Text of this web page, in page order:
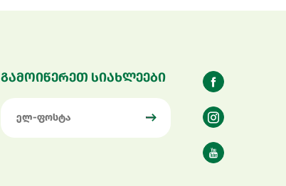
გამოიწერეთ სიახლეები